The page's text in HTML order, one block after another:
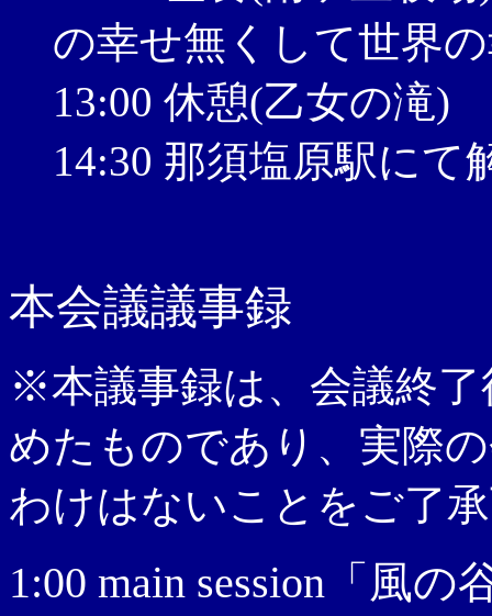
の幸せ無くして世界
13:00 休憩(乙女の滝)
14:30 那須塩原駅にて
本会議議事録
※本議事録は、会議終
めたものであり、実際
わけはないことをご了
1:00 main session「風